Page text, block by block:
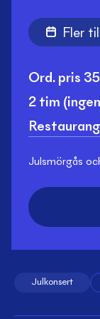
Fler
Ord. pris
2 tim
Julsmörgås
Julkonsert